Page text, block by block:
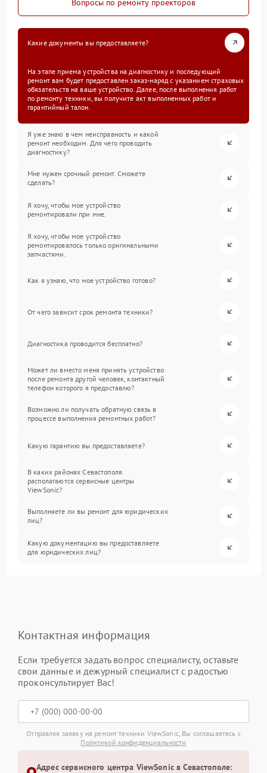
Вопросы по ремонту проекторов
Какие документы вы предоставляете?
На этапе приема устройства на диагностику и последующий
ремонт вам будет предоставлен заказ-наряд с указанием страховых
обязательств на ваше устройство. Далее, после выполнения работ
по ремонту техники, вы получите акт выполненных работ и
гарантийный талон.
Я уже знаю в чем неисправность и какой
ремонт необходим. Для чего проводить
диагностику?
Мне нужен срочный ремонт. Сможете
сделать?
Я хочу, чтобы мое устройство
ремонтировали при мне.
Я хочу, чтобы мое устройство
ремонтировалось только оригинальными
запчастями.
Как я узнаю, что мое устройство готово?
От чего зависит срок ремонта техники?
Диагностика проводится бесплатно?
Может ли вместо меня принять устройство
после ремонта другой человек, контактный
телефон которого я предоставлю?
Возможно ли получать обратную связь в
процессе выполнения ремонтных работ?
Какую гарантию вы предоставляете?
В каких районах Севастополя
располагаются сервисные центры
ViewSonic?
Выполняете ли вы ремонт для юридических
лиц?
Какую документацию вы предоставляете
для юридических лиц?
Контактная информация
Если требуется задать вопрос специалисту, оставьте
свои данные и дежурный специалист с радостью
проконсультирует Вас!
Отправляя заявку на ремонт техники ViewSonic, Вы соглашаетесь с
Политикой конфиденциальности
Адрес сервисного центра ViewSonic в Севастополе: